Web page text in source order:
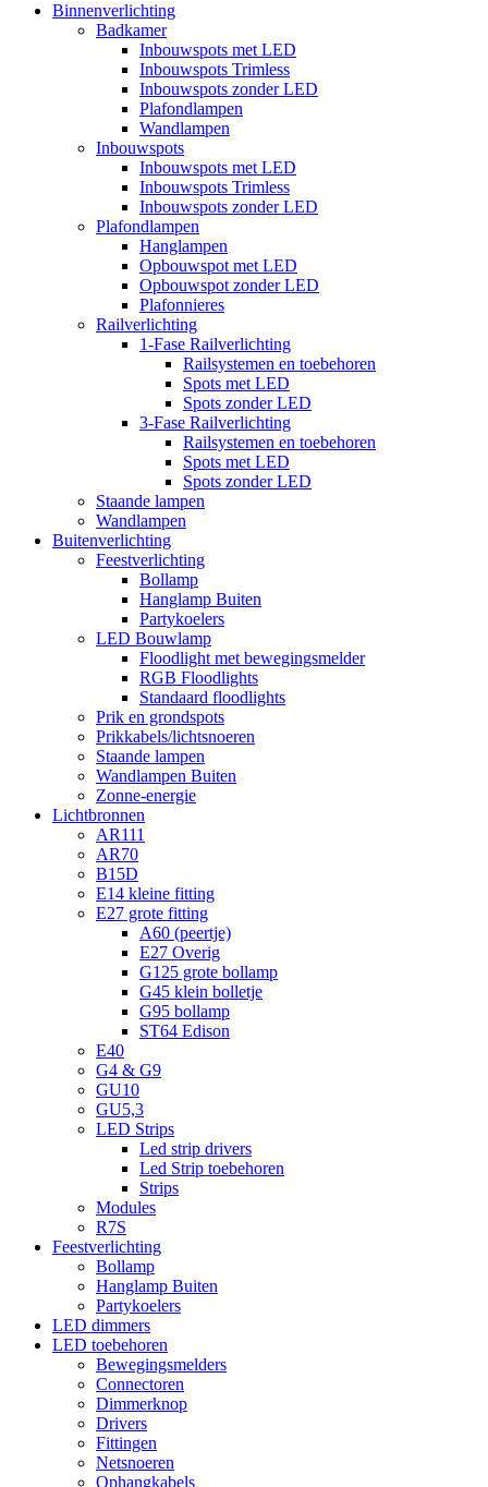
Binnenverlichting
Badkamer
Inbouwspots met LED
Inbouwspots Trimless
Inbouwspots zonder LED
Plafondlampen
Wandlampen
Inbouwspots
Inbouwspots met LED
Inbouwspots Trimless
Inbouwspots zonder LED
Plafondlampen
Hanglampen
Opbouwspot met LED
Opbouwspot zonder LED
Plafonnieres
Railverlichting
1-Fase Railverlichting
Railsystemen en toebehoren
Spots met LED
Spots zonder LED
3-Fase Railverlichting
Railsystemen en toebehoren
Spots met LED
Spots zonder LED
Staande lampen
Wandlampen
Buitenverlichting
Feestverlichting
Bollamp
Hanglamp Buiten
Partykoelers
LED Bouwlamp
Floodlight met bewegingsmelder
RGB Floodlights
Standaard floodlights
Prik en grondspots
Prikkabels/lichtsnoeren
Staande lampen
Wandlampen Buiten
Zonne-energie
Lichtbronnen
AR111
AR70
B15D
E14 kleine fitting
E27 grote fitting
A60 (peertje)
E27 Overig
G125 grote bollamp
G45 klein bolletje
G95 bollamp
ST64 Edison
E40
G4 & G9
GU10
GU5,3
LED Strips
Led strip drivers
Led Strip toebehoren
Strips
Modules
R7S
Feestverlichting
Bollamp
Hanglamp Buiten
Partykoelers
LED dimmers
LED toebehoren
Bewegingsmelders
Connectoren
Dimmerknop
Drivers
Fittingen
Netsnoeren
Ophangkabels